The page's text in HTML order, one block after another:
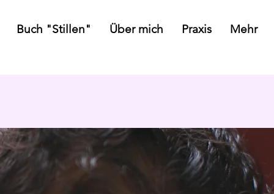
Buch "Stillen" Über mich Praxis Mehr